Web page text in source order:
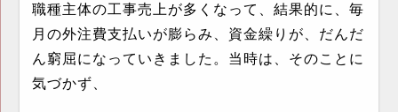
職種主体の工事売上が多くなって、結果的に、毎
月の外注費支払いが膨らみ、資金繰りが、だんだ
ん窮屈になっていきました。当時は、そのことに
気づかず、